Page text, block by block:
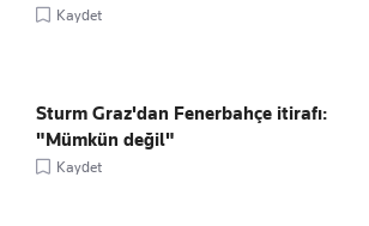
Kaydet
Sturm Graz'dan Fenerbahçe itirafı:
"Mümkün değil"
Kaydet